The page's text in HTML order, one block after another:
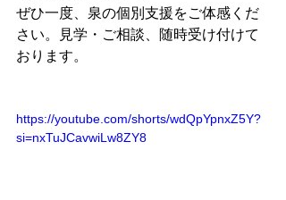
ぜひ一度、泉の個別支援をご体感くだ
さい。見学・ご相談、随時受け付けて
おります。
https://youtube.com/shorts/wdQpYpnxZ5Y?
si=nxTuJCavwiLw8ZY8